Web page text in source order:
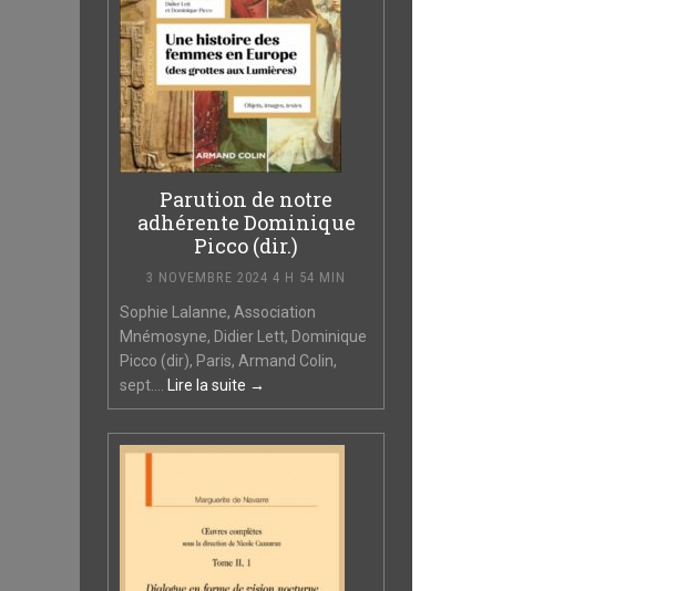
Parution de notre
adhérente Dominique
Picco (dir.)
3 NOVEMBRE 2024 4 H 54 MIN
Sophie Lalanne, Association
Mnémosyne, Didier Lett, Dominique
Picco (dir), Paris, Armand Colin,
sept.... Lire la suite →